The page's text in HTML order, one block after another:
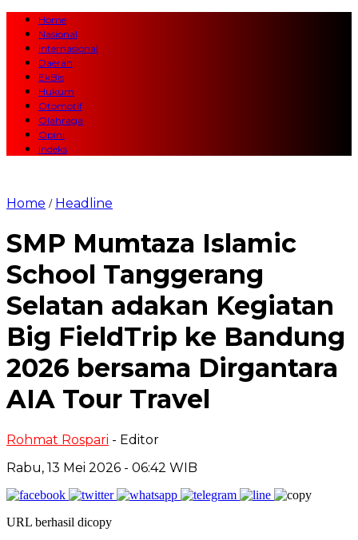
Home
Nasional
Internasional
Daerah
EkBis
Hukum
Otomotif
Olahraga
Opini
Indeks
Home / Headline
SMP Mumtaza Islamic
School Tanggerang
Selatan adakan Kegiatan
Big FieldTrip ke Bandung
2026 bersama Dirgantara
AIA Tour Travel
Rohmat Rospari - Editor
Rabu, 13 Mei 2026 - 06:42 WIB
URL berhasil dicopy